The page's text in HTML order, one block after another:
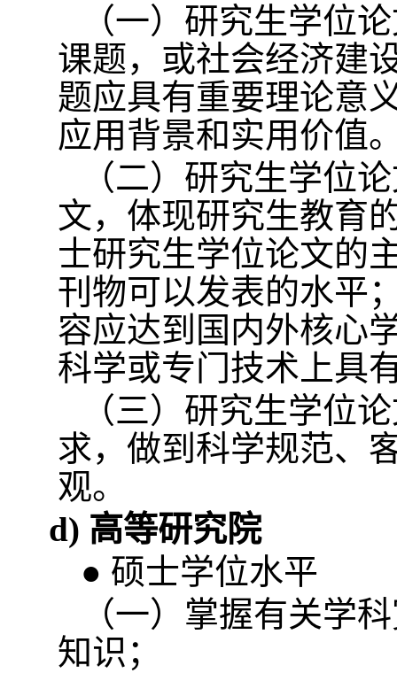
（一）研究生学位
课题，或社会经济建
题应具有重要理论意
应用背景和实用价值
（二）研究生学位
文，体现研究生教育
士研究生学位论文的
刊物可以发表的水平
容应达到国内外核心
科学或专门技术上具
（三）研究生学位
求，做到科学规范、
观。
d) 高等研究院
● 硕士学位水平
（一）掌握有关学
知识；